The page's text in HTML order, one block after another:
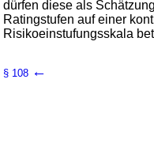
Abschnitt 5
des IRBA
dürfen diese als
Ratingstufen auf einer
Risikoeinstufungsskala
§ 108 ←